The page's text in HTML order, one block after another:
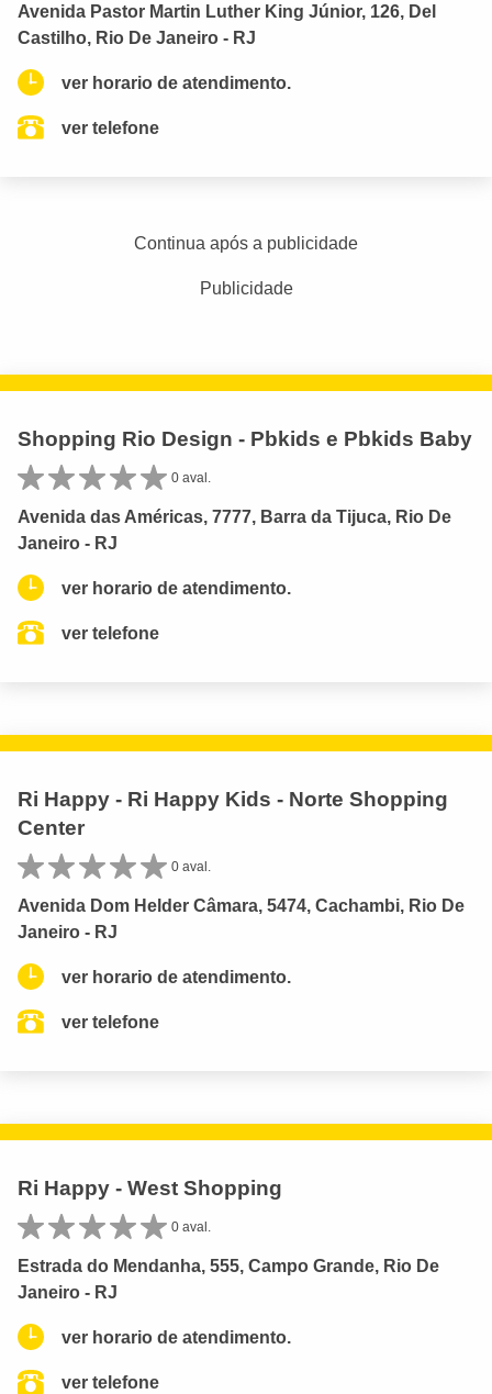
Avenida Pastor Martin Luther King Júnior, 126, Del
Castilho, Rio De Janeiro - RJ
ver horario de atendimento.
ver telefone
Continua após a publicidade
Publicidade
Shopping Rio Design - Pbkids e Pbkids Baby
0 aval.
Avenida das Américas, 7777, Barra da Tijuca, Rio De
Janeiro - RJ
ver horario de atendimento.
ver telefone
Ri Happy - Ri Happy Kids - Norte Shopping
Center
0 aval.
Avenida Dom Helder Câmara, 5474, Cachambi, Rio De
Janeiro - RJ
ver horario de atendimento.
ver telefone
Ri Happy - West Shopping
0 aval.
Estrada do Mendanha, 555, Campo Grande, Rio De
Janeiro - RJ
ver horario de atendimento.
ver telefone